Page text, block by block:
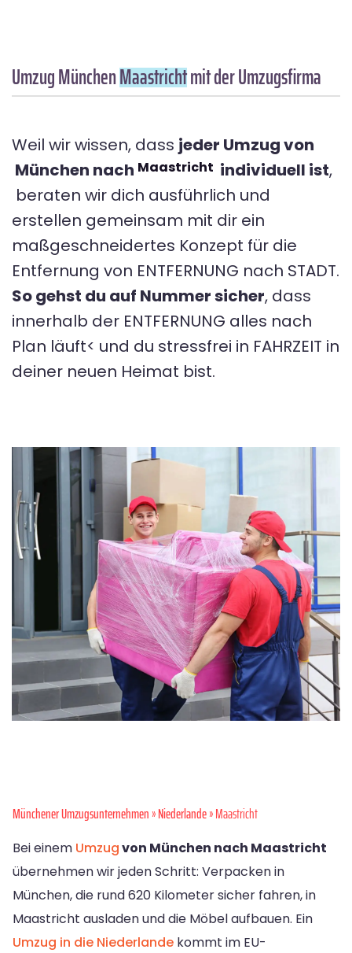
Umzug MünchenMaastrichtmit der Umzugsfirma
Weil wir wissen, dass jeder Umzug von
München nach Maastricht individuell ist,
beraten wir dich ausführlich und
erstellen gemeinsam mit dir ein
maßgeschneidertes Konzept für die
Entfernung von ENTFERNUNG nach STADT.
So gehst du auf Nummer sicher, dass
innerhalb der ENTFERNUNG alles nach
Plan läuft< und du stressfrei in FAHRZEIT in
deiner neuen Heimat bist.
Münchener Umzugsunternehmen»Niederlande» Maastricht
Bei einem Umzugvon München nach Maastricht
übernehmen wir jeden Schritt: Verpacken in
München, die rund 620 Kilometer sicher fahren, in
Maastricht ausladen und die Möbel aufbauen. Ein
Umzug in die Niederlande kommt im EU-